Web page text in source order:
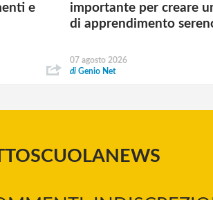
e
importante per creare
di apprendimento
07 agosto 2026
diGenio Net